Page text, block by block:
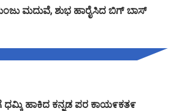
ಮದುವೆ, ಶುಭ ಹಾರೈಸಿದ ಬಿಗ್ ಬಾಸ್
ಧಮ್ಕಿ ಹಾಕಿದ ಕನ್ನಡ ಪರ ಕಾಯ೯ಕತ೯